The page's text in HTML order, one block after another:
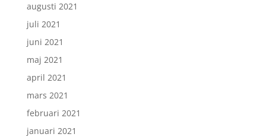
augusti 2021
juli 2021
juni 2021
maj 2021
april 2021
mars 2021
februari 2021
januari 2021